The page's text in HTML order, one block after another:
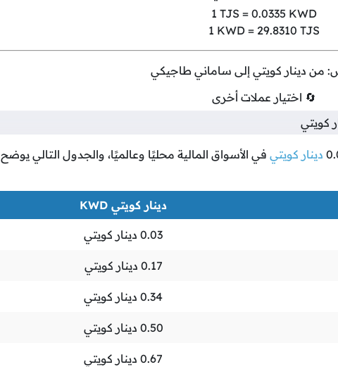
1 TJS = 0.0335 KWD
1 KWD = 29.8310 TJS
من دينار كويتي إلى ساماني طاجيكي
🔄 اختيار عملات أخرى
كويتي
دينار كويتي في الأسواق المالية محليًا وعالميًا، والجدول التالي يوضح
دينار كويتي KWD
0.03 دينار كويتي
0.17 دينار كويتي
0.34 دينار كويتي
0.50 دينار كويتي
0.67 دينار كويتي